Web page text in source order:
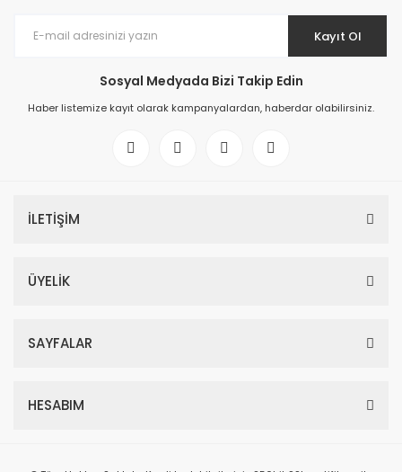
Kayıt Ol
Sosyal Medyada Bizi Takip Edin
Haber listemize kayıt olarak kampanyalardan, haberdar olabilirsiniz.
İLETİŞİM
ÜYELİK
SAYFALAR
HESABIM